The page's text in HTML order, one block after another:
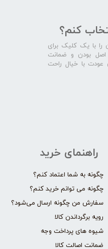
راهنمای خرید
چگونه به شما اعتماد کنم؟
چگونه می توانم خرید کنم؟
سفارش من چگونه ارسال می‌شود؟
رویه برگرداندن کالا
شیوه های پرداخت وجه
ضمانت اصالت کالا
کنم؟
را با یک کلیک برای
اصل بودن و ضمانت
ساعت زمان عودت با خیال راحت